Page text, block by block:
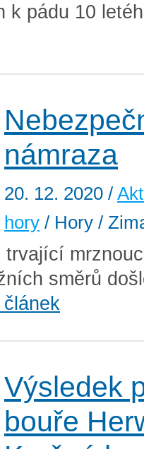
k pádu 10
námraza
20. 12. 2020 /
hory / Hory /
směrů
Výsledek
bouře